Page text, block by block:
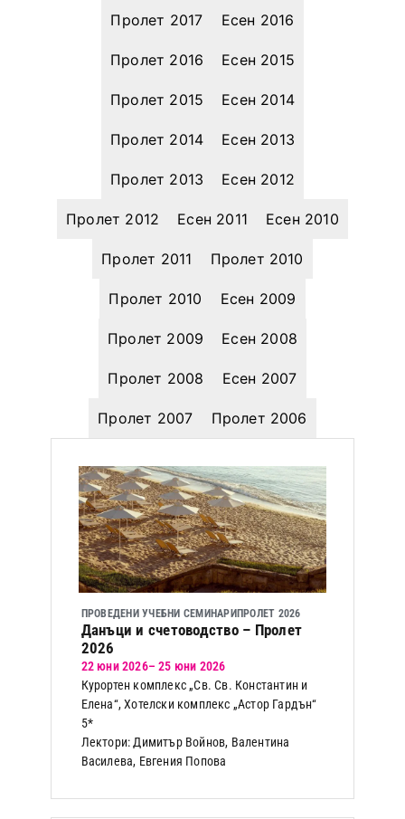
Пролет 2017 Есен 2016
Пролет 2016 Есен 2015
Пролет 2015 Есен 2014
Пролет 2014 Есен 2013
Пролет 2013 Есен 2012
Пролет 2012 Есен 2011 Есен 2010
Пролет 2011 Пролет 2010
Пролет 2010 Есен 2009
Пролет 2009 Есен 2008
Пролет 2008 Есен 2007
Пролет 2007 Пролет 2006
ПРОВЕДЕНИ УЧЕБНИ СЕМИНАРИПРОЛЕТ 2026
Данъци и счетоводство – Пролет
2026
22 юни 2026– 25 юни 2026
Курортен комплекс „Св. Св. Константин и
Елена“, Хотелски комплекс „Астор Гардън“
5*
Лектори: Димитър Войнов, Валентина
Василева, Евгения Попова